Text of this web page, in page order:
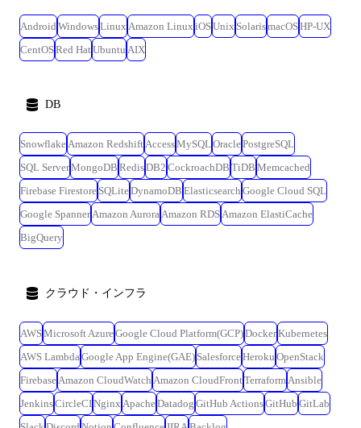
Android WindowsLinux Amazon Linux iOSUnix SolarismacOSHP-UX
CentOSRed HatUbuntu AIX
DB
SnowflakeAmazon RedshiftAccessMySQL OraclePostgreSQL
SQL ServerMongoDB RedisDB2 CockroachDB TiDB Memcached
Firebase Firestore SQLiteDynamoDB Elasticsearch Google Cloud SQL
Google SpannerAmazon AuroraAmazon RDSAmazon ElastiCache
BigQuery
クラウド・インフラ
AWSMicrosoft AzureGoogle Cloud Platform(GCP)DockerKubernetes
AWS LambdaGoogle App Engine(GAE) SalesforceHeroku OpenStack
FirebaseAmazon CloudWatch Amazon CloudFrontTerraformAnsible
JenkinsCircleCINginx ApacheDatadog GitHub ActionsGitHub GitLab